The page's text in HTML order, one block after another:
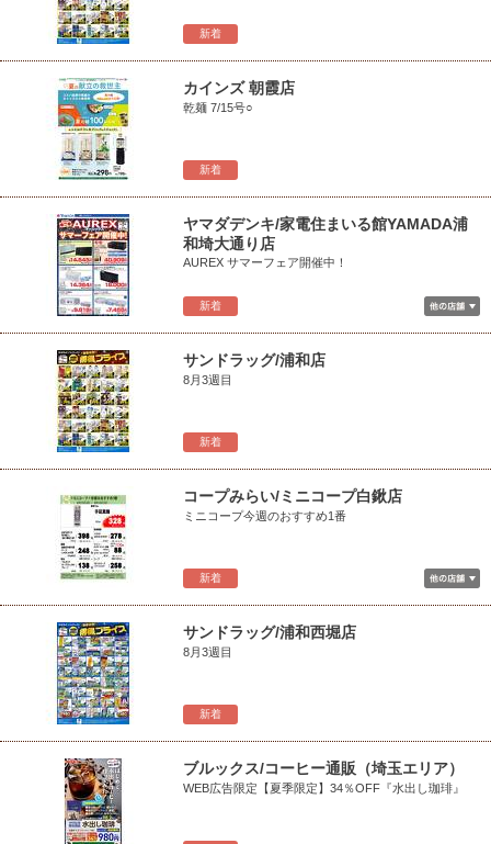
新着
新着
カインズ 朝霞店
乾麺 7/15号○
新着
ヤマダデンキ/家電住まいる館YAMADA浦
和埼大通り店
AUREX サマーフェア開催中！
新着
サンドラッグ/浦和店
8月3週目
新着
コープみらい/ミニコープ白鍬店
ミニコープ今週のおすすめ1番
新着
サンドラッグ/浦和西堀店
8月3週目
ブルックス/コーヒー通販（埼玉エリア）
WEB広告限定【夏季限定】34％OFF『水出し珈琲』